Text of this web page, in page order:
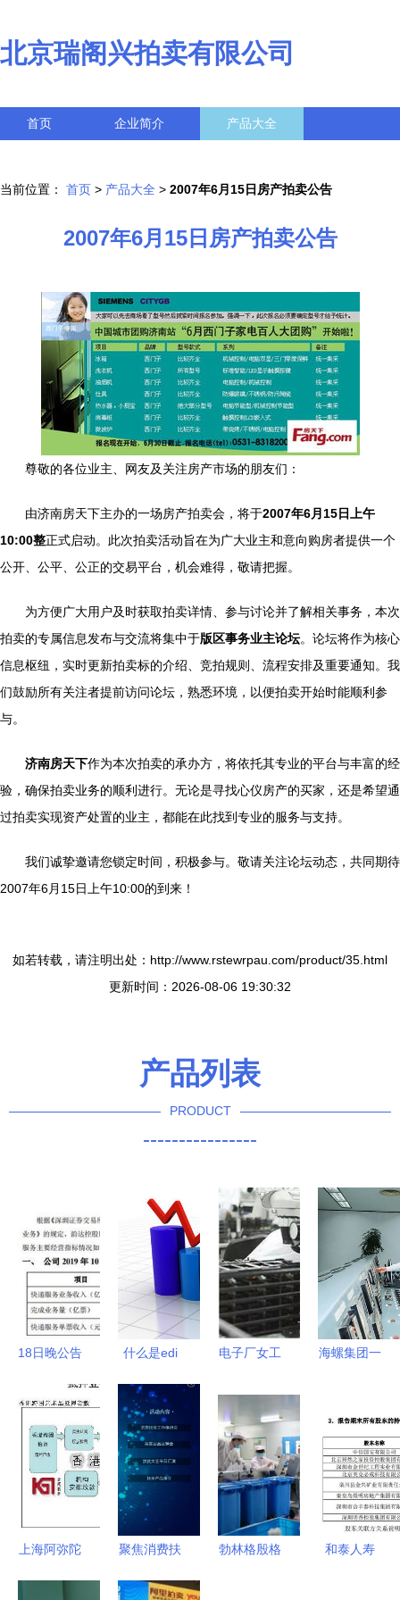
北京瑞阁兴拍卖有限公司
首页 企业简介 产品大全
当前位置： 首页 > 产品大全 > 2007年6月15日房产拍卖公告
2007年6月15日房产拍卖公告
尊敬的各位业主、网友及关注房产市场的朋友们：
由济南房天下主办的一场房产拍卖会，将于2007年6月15日上午
10:00整正式启动。此次拍卖活动旨在为广大业主和意向购房者提供一个
公开、公平、公正的交易平台，机会难得，敬请把握。
为方便广大用户及时获取拍卖详情、参与讨论并了解相关事务，本次
拍卖的专属信息发布与交流将集中于版区事务业主论坛。论坛将作为核心
信息枢纽，实时更新拍卖标的介绍、竞拍规则、流程安排及重要通知。我
们鼓励所有关注者提前访问论坛，熟悉环境，以便拍卖开始时能顺利参
与。
济南房天下作为本次拍卖的承办方，将依托其专业的平台与丰富的经
验，确保拍卖业务的顺利进行。无论是寻找心仪房产的买家，还是希望通
过拍卖实现资产处置的业主，都能在此找到专业的服务与支持。
我们诚挚邀请您锁定时间，积极参与。敬请关注论坛动态，共同期待
2007年6月15日上午10:00的到来！
如若转载，请注明出处：http://www.rstewrpau.com/product/35.html
更新时间：2026-08-06 19:30:32
产品列表
PRODUCT
----------------
18日晚公告
鸟 控股股
东所持公司
6 股份将被
司法拍卖
什么是edi
理条件
电子厂女工
从流水线到
拍卖台的夜
行人
海螺集团一
拍卖业务优
化方向
上海阿弥陀
聚焦消费扶
勃林格殷格
和泰人寿